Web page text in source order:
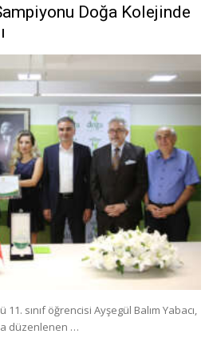
Doğa Kolejinde
sınıf öğrencisi Ayşegül Balım Yabacı,
düzenlenen …